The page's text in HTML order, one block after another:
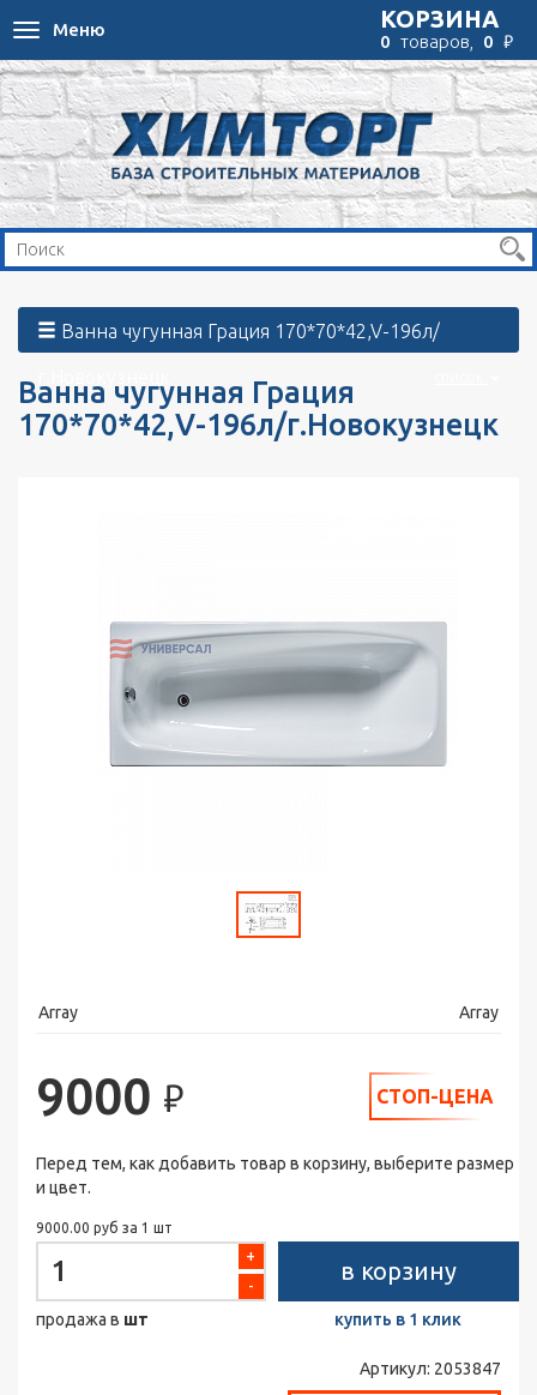
Toggle
navigation
Меню КОРЗИНА
0 товаров, 0 ₽
Ванна чугунная Грация
170*70*42,V-196л/г.Новокузнецк
Array Array
9000 ₽ СТОП-ЦЕНА
Перед тем, как добавить товар в корзину, выберите размер
и цвет.
9000.00 руб за 1 шт
-
+
продажа в шт
в корзину
купить в 1 клик
Артикул: 2053847